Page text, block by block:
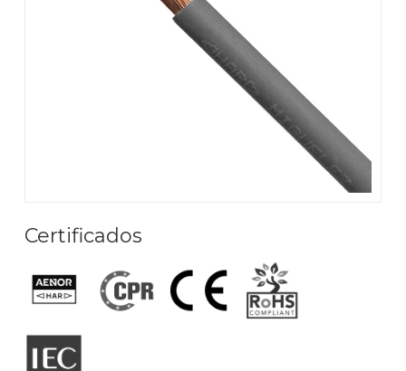
Certificados